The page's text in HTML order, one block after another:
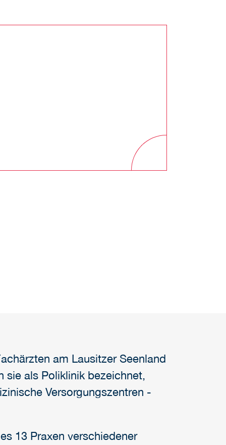
am Lausitzer Seenland
sie als Poliklinik bezeichnet,
Versorgungszentren -
13 Praxen verschiedener